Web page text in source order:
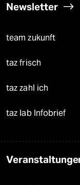
Newsletter
team zukunft
taz frisch
taz zahl ich
taz lab Infobrief